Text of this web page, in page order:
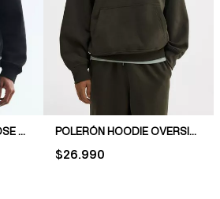
POLERÓN HOODIE LOOSE FIT POLERÓN HOODIE OVERSIZED FIT
PRICE:
$26.990